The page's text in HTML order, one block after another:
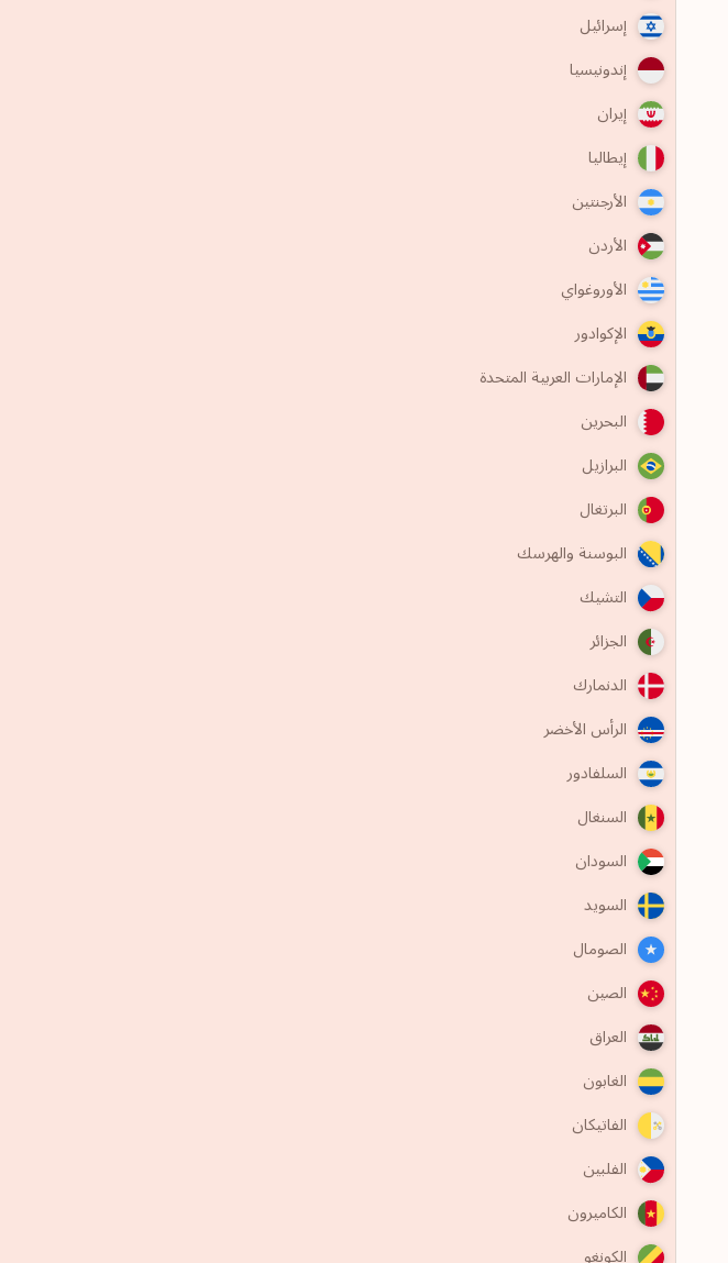
إسرائيل
إندونيسيا
إيران
إيطاليا
الأرجنتين
الأردن
الأوروغواي
الإكوادور
الإمارات العربية المتحدة
البحرين
البرازيل
البرتغال
البوسنة والهرسك
التشيك
الجزائر
الدنمارك
الرأس الأخضر
السلفادور
السنغال
السودان
السويد
الصومال
الصين
العراق
الغابون
الفاتيكان
الفلبين
الكاميرون